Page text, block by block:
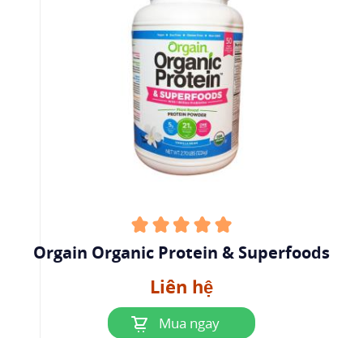
Orgain Organic Protein & Superfoods
Liên hệ
Mua ngay